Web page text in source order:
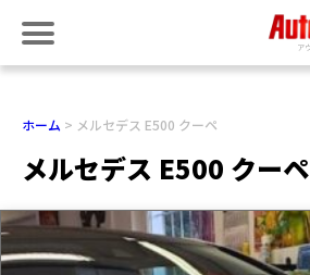
ホーム メルセデス E500 クーペ
メルセデス E500 クーペ